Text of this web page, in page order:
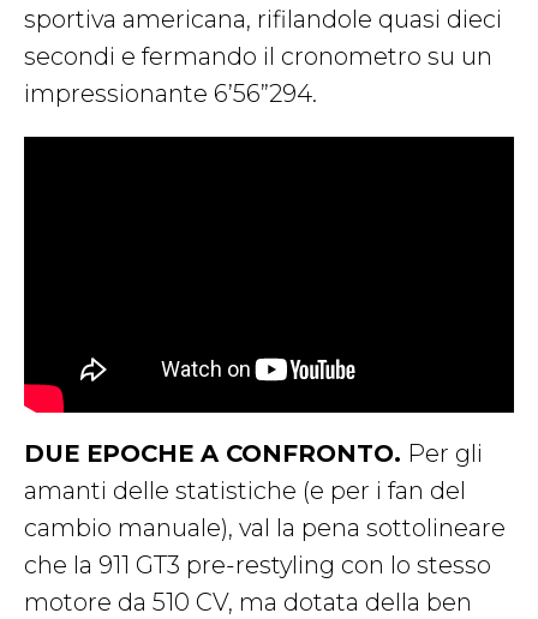
sportiva americana, rifilandole quasi dieci
secondi e fermando il cronometro su un
impressionante 6’56”294.
DUE EPOCHE A CONFRONTO. Per gli
amanti delle statistiche (e per i fan del
cambio manuale), val la pena sottolineare
che la 911 GT3 pre-restyling con lo stesso
motore da 510 CV, ma dotata della ben